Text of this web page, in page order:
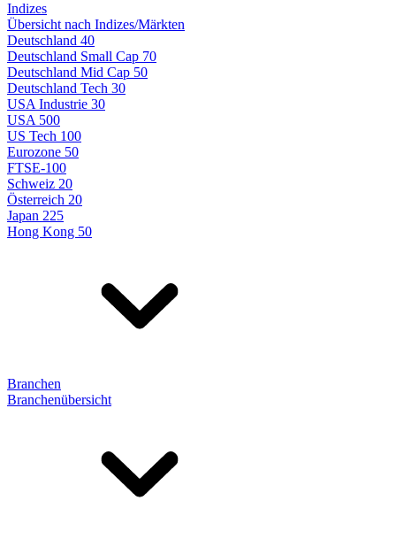
Indizes
Übersicht nach Indizes/Märkten
Deutschland 40
Deutschland Small Cap 70
Deutschland Mid Cap 50
Deutschland Tech 30
USA Industrie 30
USA 500
US Tech 100
Eurozone 50
FTSE-100
Schweiz 20
Österreich 20
Japan 225
Hong Kong 50
Branchen
Branchenübersicht